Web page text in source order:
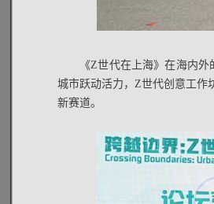
《Z世代在上海》在海内
城市跃动活力，Z世代创意工作
新赛道。